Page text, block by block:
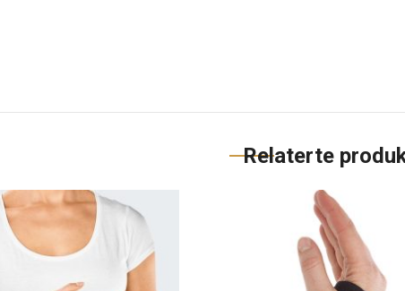
Relaterte